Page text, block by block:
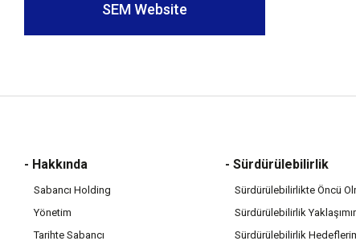
SEM Website
- Hakkında
Sabancı Holding
Yönetim
Tarihte Sabancı
- Sürdürülebilirlik
Sürdürülebilirlikte Öncü
Sürdürülebilirlik
Sürdürülebilirlik